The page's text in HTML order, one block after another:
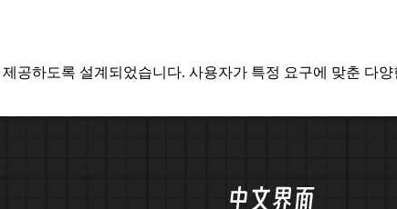
공하도록 설계되었습니다. 사용자가 특정 요구에 맞춘 다